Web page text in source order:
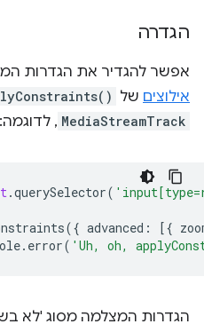
הגדרה
אפשר להגדיר את הגדרות
אילוצים של
MediaStreamTrack , לדוגמה:
.querySelector(
({ advanced : [{
. error( 'Uh, oh,
הגדרות המצלמה מסוג 'לא